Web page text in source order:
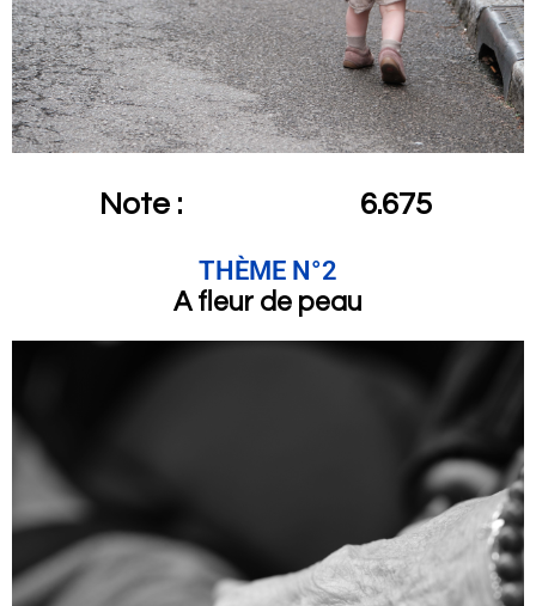
Note : 6.675
THÈME N°2
A fleur de peau